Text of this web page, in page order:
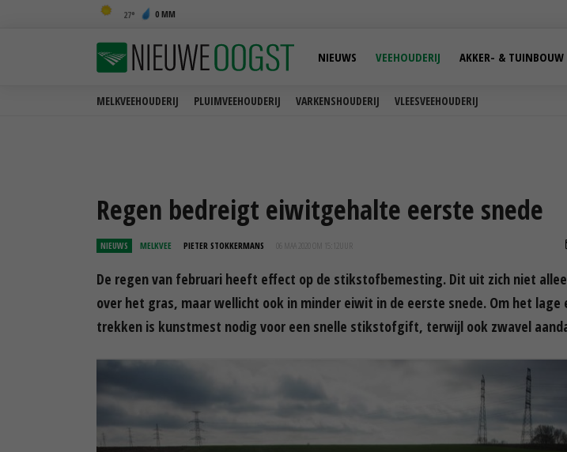
27 0 MM
MELKVEEHOUDERIJ PLUIMVEEHOUDERIJ VARKENSHOUDERIJ VLEESVEEHOUDERIJ
NIEUWS VEEHOUDERIJ AKKER- & TUINBOUW
Regen bedreigt eiwitgehalte eerste snede
NIEUWS MELKVEE PIETER STOKKERMANS 06 MAA 2020 OM 15:12
De regen van februari heeft effect op de stikstofbemesting. Dit uit zich niet
over het gras, maar wellicht ook in minder eiwit in de eerste snede. Om het
trekken is kunstmest nodig voor een snelle stikstofgift, terwijl ook zwavel